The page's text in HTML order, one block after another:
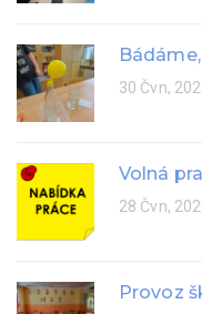
30 Čvn,
Volná
28 Čvn,
Provoz